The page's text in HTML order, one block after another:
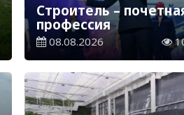
Строитель –
профессия
08.08.2026